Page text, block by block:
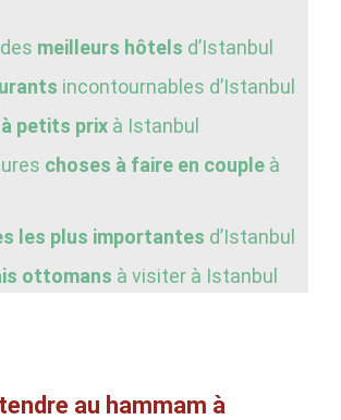
meilleurs hôtels d’Istanbul
incontournables d’Istanbul
petits prix à Istanbul
choses à faire en couple à
les plus importantes d’Istanbul
ottomans à visiter à Istanbul
au hammam à